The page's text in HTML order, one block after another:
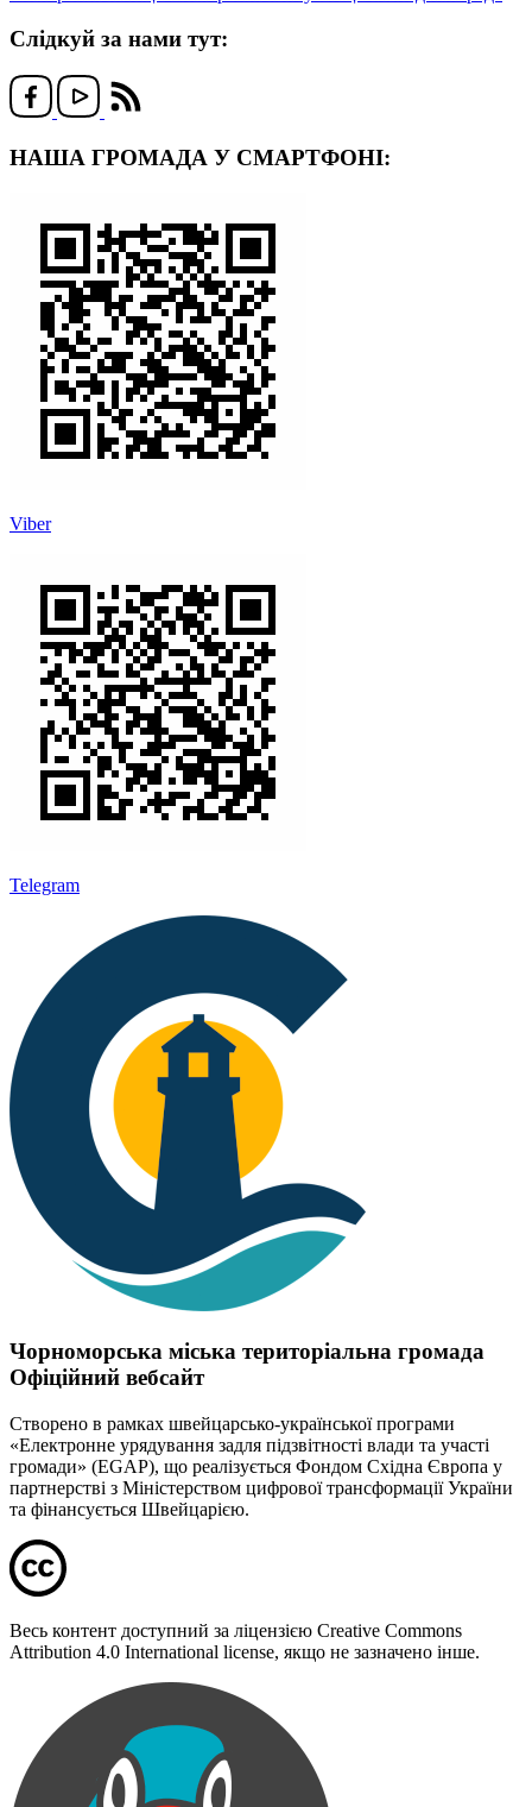
Слідкуй за нами тут:
НАША ГРОМАДА У СМАРТФОНІ:
Viber
Telegram
Чорноморська міська територіальна громада
Офіційний вебсайт
Створено в рамках швейцарсько-української програми
«Електронне урядування задля підзвітності влади та участі
громади» (EGAP), що реалізується Фондом Східна Європа у
партнерстві з Міністерством цифрової трансформації України
та фінансується Швейцарією.
Весь контент доступний за ліцензією Creative Commons
Attribution 4.0 International license, якщо не зазначено інше.